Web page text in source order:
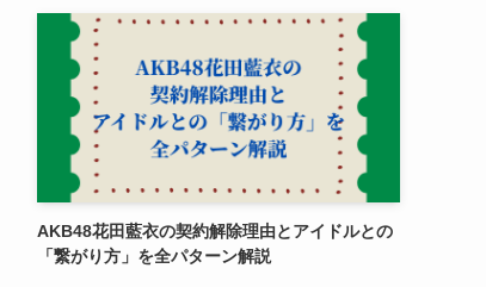
AKB48花田藍衣の契約解除理由とアイドルとの
「繋がり方」を全パターン解説